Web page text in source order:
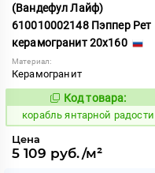
(Вандефул Лайф)
610010002148 Пэппер Рет
керамогранит 20x160
Материал:
Керамогранит
781077
Код товара:
корабль янтарной радости
Цена
5 109 руб./м²